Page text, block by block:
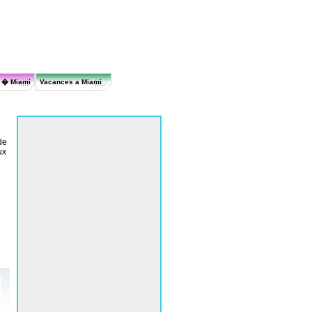
� Miami Vacances a Miami